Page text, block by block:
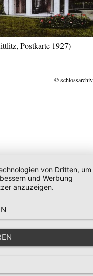
Postkarte 1927)
©
von Dritten, um
und Werbung
anzuzeigen.